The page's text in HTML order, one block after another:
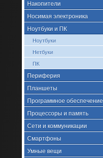
Накопители
Носимая электроника
Ноутбуки и ПК
Ноутбуки
Нетбуки
ПК
Периферия
Планшеты
Программное обеспечение
Процессоры и память
Сети и коммуникации
Смартфоны
Умные вещи